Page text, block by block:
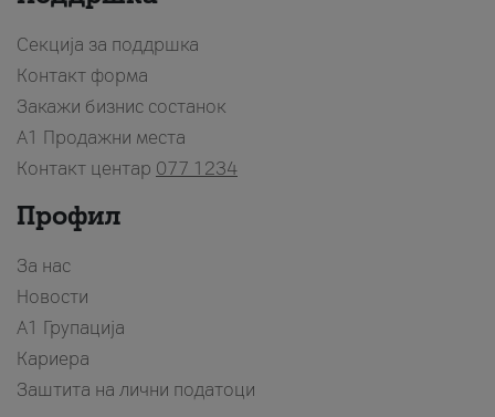
Секција за поддршка
Контакт форма
Закажи бизнис состанок
A1 Продажни места
Контакт центар 077 1234
Профил
За нас
Новости
А1 Групација
Кариера
Заштита на лични податоци